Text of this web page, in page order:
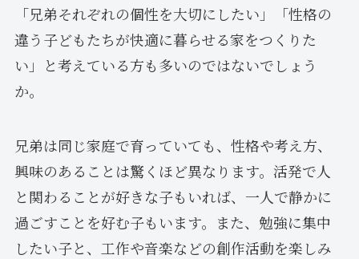
「兄弟それぞれの個性を大切にしたい」「性格の
違う子どもたちが快適に暮らせる家をつくりた
い」と考えている方も多いのではないでしょう
か。
兄弟は同じ家庭で育っていても、性格や考え方、
興味のあることは驚くほど異なります。活発で人
と関わることが好きな子もいれば、一人で静かに
過ごすことを好む子もいます。また、勉強に集中
したい子と、工作や音楽などの創作活動を楽しみ